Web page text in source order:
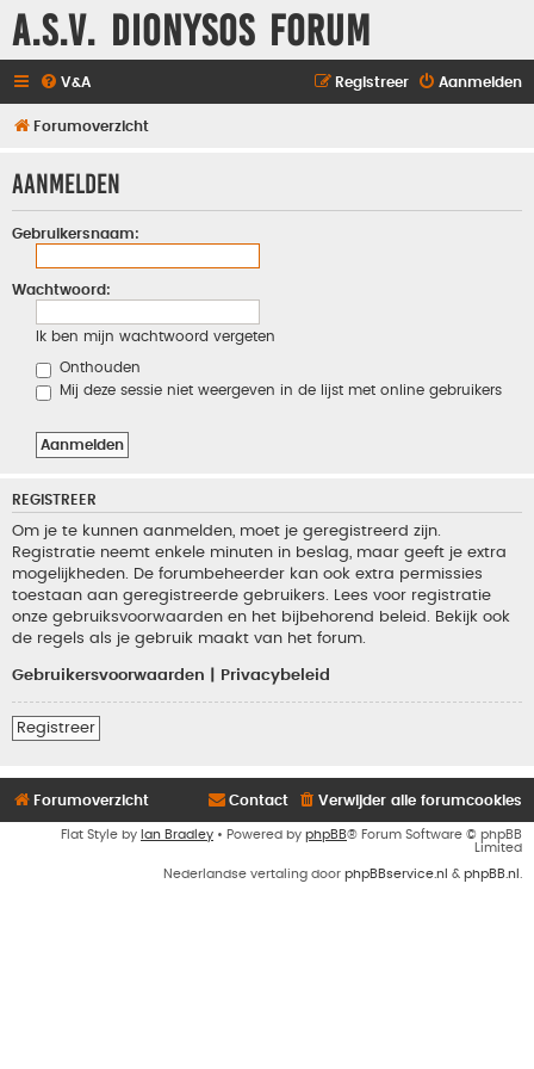
A.S.V. Dionysos Forum
V&A Aanmelden
Registreer
Forumoverzicht
Aanmelden
Gebruikersnaam:
Wachtwoord:
Ik ben mijn wachtwoord vergeten
Onthouden
Mij deze sessie niet weergeven in de lijst met online gebruikers
REGISTREER
Om je te kunnen aanmelden, moet je geregistreerd zijn.
Registratie neemt enkele minuten in beslag, maar geeft je extra
mogelijkheden. De forumbeheerder kan ook extra permissies
toestaan aan geregistreerde gebruikers. Lees voor registratie
onze gebruiksvoorwaarden en het bijbehorend beleid. Bekijk ook
de regels als je gebruik maakt van het forum.
Gebruikersvoorwaarden Privacybeleid
Registreer
Forumoverzicht Verwijder alle forumcookies
Contact
Flat Style by Ian Bradley • Powered by phpBB® Forum Software © phpBB
Limited
Nederlandse vertaling door phpBBservice.nl & phpBB.nl .